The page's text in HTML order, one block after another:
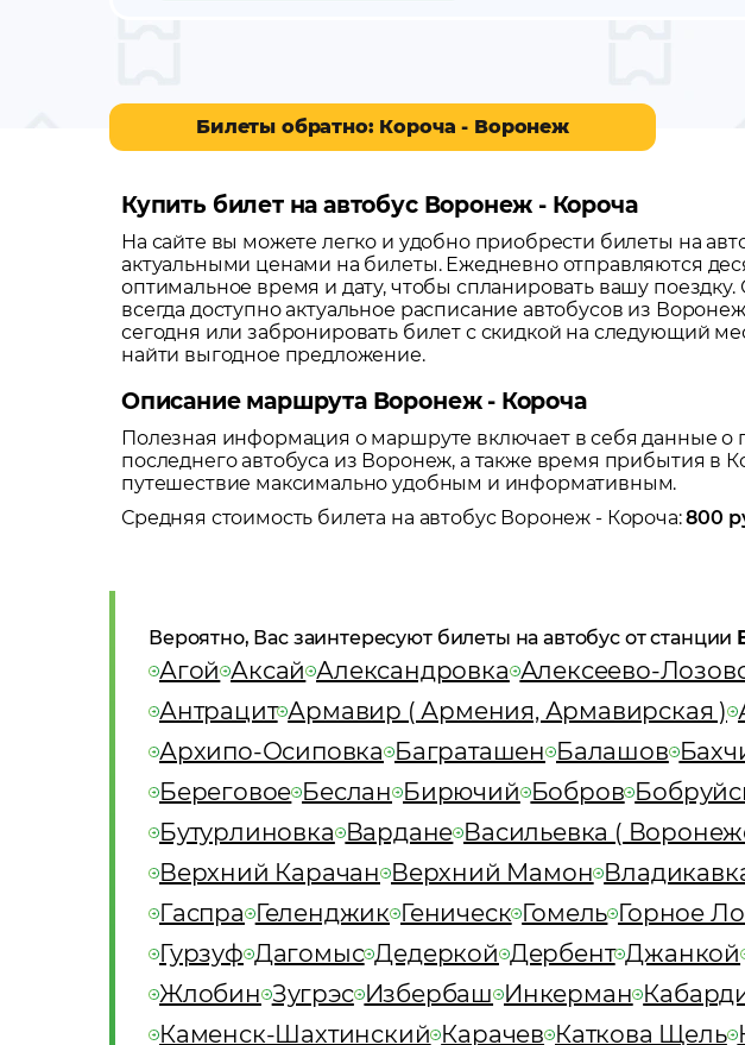
Билеты обратно: Короча - Воронеж
Купить билет на автобус Воронеж - Короча
На сайте вы можете легко и удобно приобрести билеты на
актуальными ценами на билеты. Ежедневно отправляются
оптимальное время и дату, чтобы спланировать вашу поездку.
всегда доступно актуальное расписание автобусов из Воронеж
сегодня или забронировать билет с скидкой на следующий
найти выгодное предложение.
Описание маршрута Воронеж - Короча
Полезная информация о маршруте включает в себя данные о
последнего автобуса из Воронеж, а также время прибытия в
путешествие максимально удобным и информативным.
Средняя стоимость билета на автобус Воронеж - Короча: 800
Вероятно, Вас заинтересуют билеты на автобус от станции
Агой Аксай Александровка Алексеево-
Антрацит Армавир ( Армения, Армавирская )
Архипо-Осиповка Баграташен Балашов
Береговое Беслан Бирючий Бобров
Бутурлиновка Вардане Васильевка (
Верхний Карачан Верхний Мамон
Гаспра Геленджик Геническ Гомель Горное
Гурзуф Дагомыс Дедеркой Дербент Джанкой
Жлобин Зугрэс Избербаш Инкерман
Каменск-Шахтинский Карачев Каткова Щель